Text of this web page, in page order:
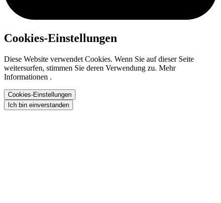
Cookies-Einstellungen
Diese Website verwendet Cookies. Wenn Sie auf dieser Seite
weitersurfen, stimmen Sie deren Verwendung zu. Mehr
Informationen .
Cookies-Einstellungen
Ich bin einverstanden